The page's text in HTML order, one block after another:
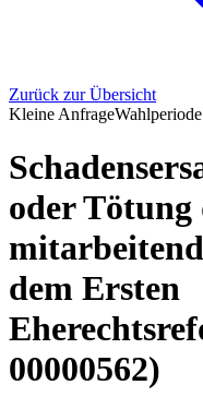
Zurück zur Übersicht
Kleine AnfrageWahlperiode
oder Tötung
dem Ersten
00000562)